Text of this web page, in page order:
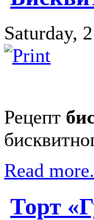
Saturday,
Рецепт
Read
Торт